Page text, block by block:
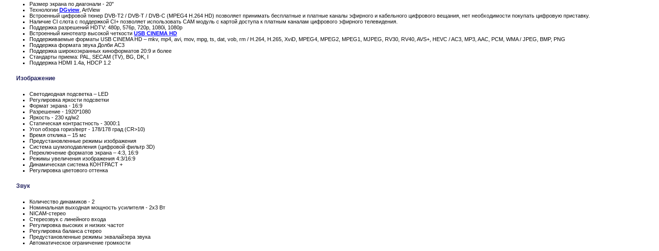
Размер экрана по диагонали - 20"
Технологии DGview , ArtView
Встроенный цифровой тюнер DVB-T2 / DVB-T / DVB-C (MPEG4 H.264 HD) позволяет принимать бесплатные и платные каналы эфирного и кабельного цифрового вещания, нет необходимости покупать цифровую приставку.
Наличие CI слота с поддержкой CI+ позволяет использовать CAM модуль с картой доступа к платным каналам цифрового эфирного телевидения.
Поддержка разрешений HDTV: 480p, 576p, 720p, 1080i, 1080p
Встроенный кинотеатр высокой четкости USB CINEMA HD
Поддерживаемые форматы USB CINEMA HD – mkv, mp4, avi, mov, mpg, ts, dat, vob, rm / H.264, H.265, XviD, MPEG4, MPEG2, MPEG1, MJPEG, RV30, RV40, AVS+, HEVC / AC3, MP3, AAC, PCM, WMA / JPEG, BMP, PNG
Поддержка формата звука Долби AC3
Поддержка широкоэкранных киноформатов 20:9 и более
Стандарты приема: PAL, SECAM (TV), BG, DK, I
Поддержка HDMI 1.4a, HDCP 1.2
Изображение
Светодиодная подсветка – LED
Регулировка яркости подсветки
Формат экрана - 16:9
Разрешение - 1920*1080
Яркость - 230 кд/м2
Статическая контрастность - 3000:1
Угол обзора гориз/верт - 178/178 град (CR>10)
Время отклика – 15 мс
Предустановленные режимы изображения
Система шумоподавления (цифровой фильтр 3D)
Переключение форматов экрана – 4:3, 16:9
Режимы увеличения изображения 4:3/16:9
Динамическая система КОНТРАСТ +
Регулировка цветового оттенка
Звук
Количество динамиков - 2
Номинальная выходная мощность усилителя - 2x3 Вт
NICAM-стерео
Стереозвук с линейного входа
Регулировка высоких и низких частот
Регулировка баланса стерео
Предустановленные режимы эквалайзера звука
Автоматическое ограничение громкости